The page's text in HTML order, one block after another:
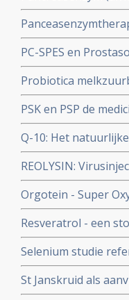
zeer opmerkelijke
Lee Isaacs
alvleesklierkanker.
PC-SPES en
bijzonder positief
informatie over PC-
Probiotica
van probiotica
belastende
PSK en PSP de
Een overzicht van
Q-10: Het
onafhankelijke en
geen recidief blijkt
REOLYSIN:
kankerpatiënten
Orgotein - Super
ernstige
gerandomiseerde
Resveratrol - een
wetenschapper,
kanker
Selenium studie
en therapeutische
St Janskruid als